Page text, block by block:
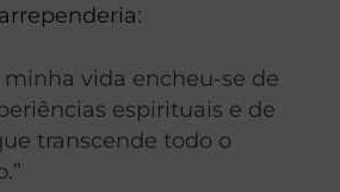
arrependeria:
minha vida encheu-se de
espirituais e de
transcende todo o